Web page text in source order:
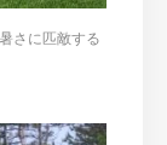
さに匹敵する